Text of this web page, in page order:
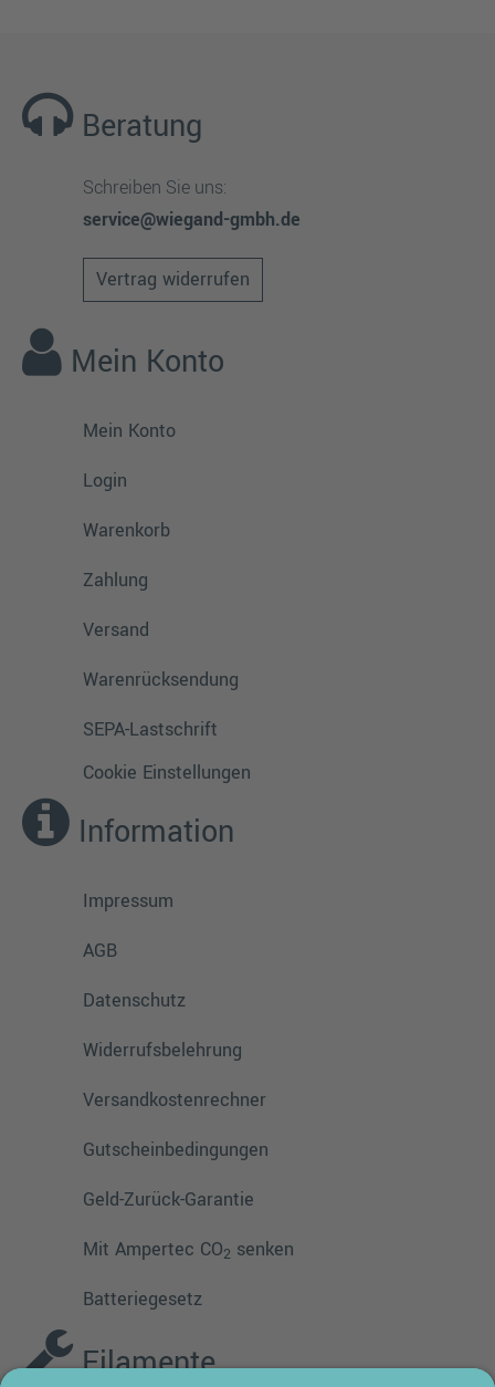
Beratung
Schreiben Sie uns:
service@wiegand-gmbh.de
Vertrag widerrufen
Mein Konto
Mein Konto
Login
Warenkorb
Zahlung
Versand
Warenrücksendung
SEPA-Lastschrift
Cookie Einstellungen
Information
Impressum
AGB
Datenschutz
Widerrufsbelehrung
Versandkostenrechner
Gutscheinbedingungen
Geld-Zurück-Garantie
Mit Ampertec CO2 senken
Batteriegesetz
Filamente